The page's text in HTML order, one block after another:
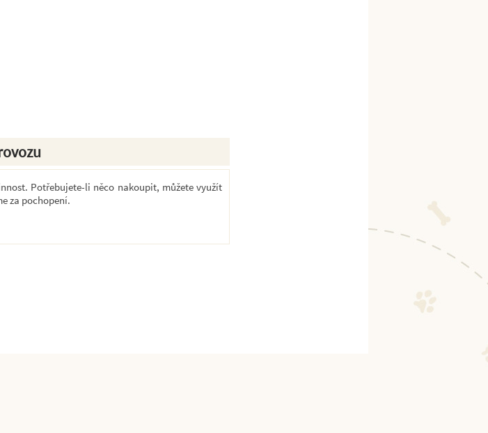
Potřebujete-li něco nakoupit, můžete využít
za pochopení.